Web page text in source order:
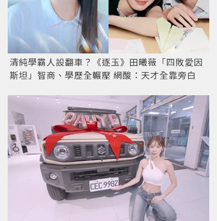
清純學霸人設翻車？《逐玉》田曦薇「四敗愛因
斯坦」智商、學歷全輾壓 網酸：天才全靠旁白